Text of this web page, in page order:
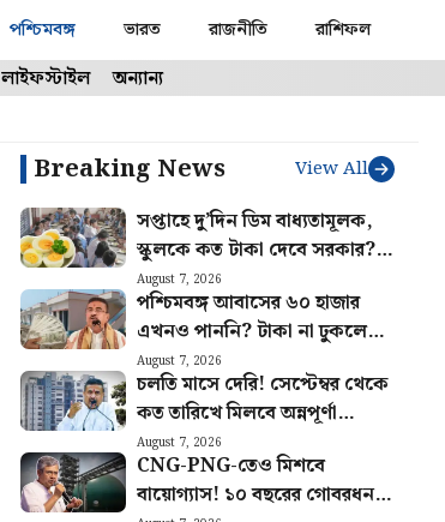
পশ্চিমবঙ্গ ভারত রাজনীতি রাশিফল
লাইফস্টাইল অন্যান্য
Breaking News View All
সপ্তাহে দু’দিন ডিম বাধ্যতামূলক,
স্কুলকে কত টাকা দেবে সরকার?
জেনে নিন নিয়ম
August 7, 2026
পশ্চিমবঙ্গ আবাসের ৬০ হাজার
এখনও পাননি? টাকা না ঢুকলে
কোথায় যোগাযোগ করবেন জানুন
August 7, 2026
চলতি মাসে দেরি! সেপ্টেম্বর থেকে
কত তারিখে মিলবে অন্নপূর্ণা
যোজনার টাকা? জানালেন মুখ্যমন্ত্রী
August 7, 2026
CNG-PNG-তেও মিশবে
বায়োগ্যাস! ১০ বছরের গোবরধন